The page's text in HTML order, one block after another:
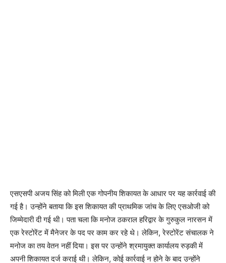
एसएसपी अजय सिंह को मिली एक गोपनीय शिकायत के आधार पर यह कार्रवाई की
गई है। उन्होंने बताया कि इस शिकायत की प्राथमिक जांच के लिए एसओजी को
जिम्मेदारी दी गई थी। पता चला कि मनोज ठकराल हरिद्वार के गुरुकुल नारसन में
एक रेस्टोरेंट में मैनेजर के पद पर काम कर रहे थे। लेकिन, रेस्टोरेंट संचालक ने
मनोज का तय वेतन नहीं दिया। इस पर उन्होंने श्रमायुक्त कार्यालय रुड़की में
अपनी शिकायत दर्ज कराई थी। लेकिन, कोई कार्रवाई न होने के बाद उन्होंने